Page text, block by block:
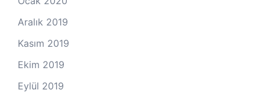
Aralık 2019
Kasım 2019
Ekim 2019
Eylül 2019